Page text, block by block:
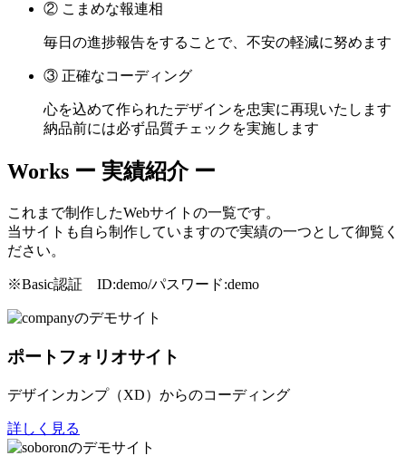
② こまめな報連相
毎日の進捗報告をすることで、不安の軽減に努めます
③ 正確なコーディング
心を込めて作られたデザインを忠実に再現いたします
納品前には必ず品質チェックを実施します
Works ー 実績紹介 ー
これまで制作したWebサイトの一覧です。
当サイトも自ら制作していますので実績の一つとして御覧く
ださい。
※Basic認証 ID:demo/パスワード:demo
ポートフォリオサイト
デザインカンプ（XD）からのコーディング
詳しく見る